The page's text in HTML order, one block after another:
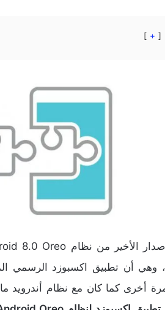
+
وهي أن تطبيق اكسبوزد الرسمي
أخرى كما كان مع نظام أندرويد